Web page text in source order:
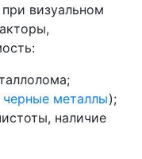
визуальном
черные металлы);
наличие